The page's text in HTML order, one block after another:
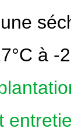
à -